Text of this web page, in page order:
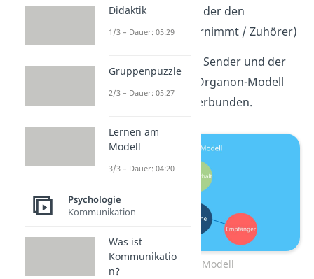
Empfänger
(Der, der den
Sachverhalt wahrnimmt / Zuhörer)
Der Sachverhalt, der Sender und der
Empfänger sind im Organon-Modell
durch die
verbunden.
Organon Modell
Didaktik
1/3 – Dauer: 05:29
Gruppenpuzzle
2/3 – Dauer: 05:27
Lernen am
Modell
3/3 – Dauer: 04:20
Psychologie
Kommunikation
Was ist
Kommunikatio
n?